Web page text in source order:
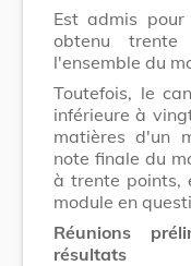
Est admis
obtenu
l'ensemble du
Toutefois, le
inférieure à
matières d'un
note finale du
à trente points,
module en
Réunions
résultats